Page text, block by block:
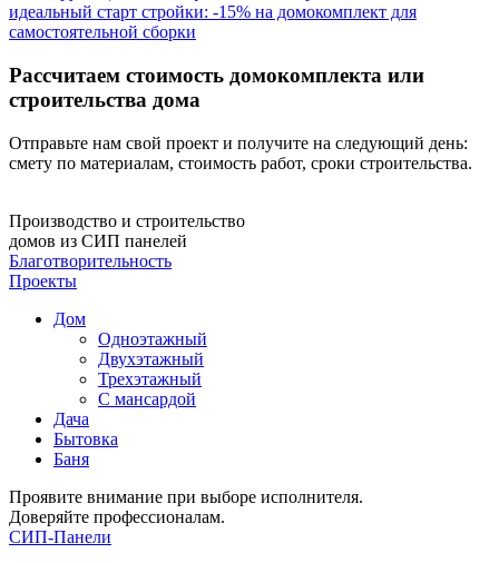
идеальный старт стройки: -15% на домокомплект для
самостоятельной сборки
Рассчитаем стоимость домокомплекта или
строительства дома
Отправьте нам свой проект и получите на следующий день:
смету по материалам, стоимость работ, сроки строительства.
Производство и строительство
домов из СИП панелей
Благотворительность
Проекты
Дом
Одноэтажный
Двухэтажный
Трехэтажный
С мансардой
Дача
Бытовка
Баня
Проявите внимание при выборе исполнителя.
Доверяйте профессионалам.
СИП-Панели